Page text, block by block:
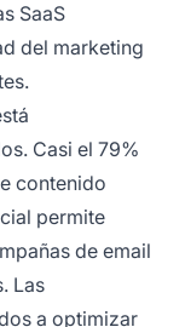
SaaS
del marketing
Casi el 79%
contenido
permite
de email
Las
a optimizar